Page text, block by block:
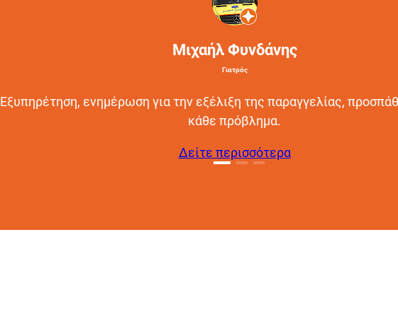
Μιχαήλ Φυνδάνης
Γιατρός
Εξυπηρέτηση, ενημέρωση για την εξέλιξη της παραγγελίας,
κάθε πρόβλημα.
Δείτε περισσότερα